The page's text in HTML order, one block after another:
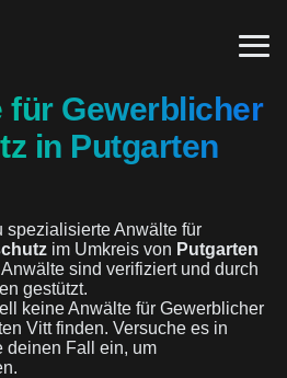
für Gewerblicher
in Putgarten
spezialisierte Anwälte für
im Umkreis von Putgarten
sind verifiziert und durch
gestützt.
keine Anwälte für Gewerblicher
Vitt finden. Versuche es in
deinen Fall ein, um